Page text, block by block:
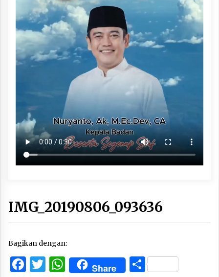
IMG_20190806_093636
Bagikan dengan:
Facebook
Twitter
WhatsApp
Share Share